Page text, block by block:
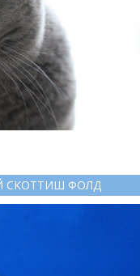
СКОТТИШ ФОЛД